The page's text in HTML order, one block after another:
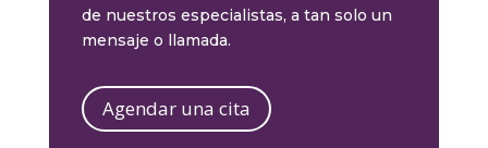
de nuestros especialistas, a tan solo un
mensaje o llamada.
Agendar una cita